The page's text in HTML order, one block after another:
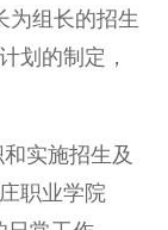
为组长的招生
划的制定，
实施招生及
职业学院